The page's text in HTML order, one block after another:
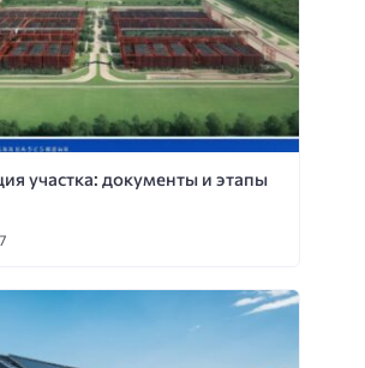
участка: документы и этапы